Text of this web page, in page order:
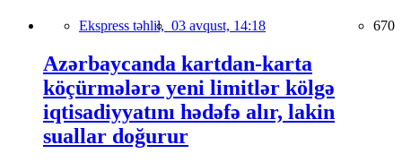
Ekspress təhlil, 03 avqust, 14:18 670
Azərbaycanda kartdan-karta
köçürmələrə yeni limitlər kölgə
iqtisadiyyatını hədəfə alır, lakin
suallar doğurur